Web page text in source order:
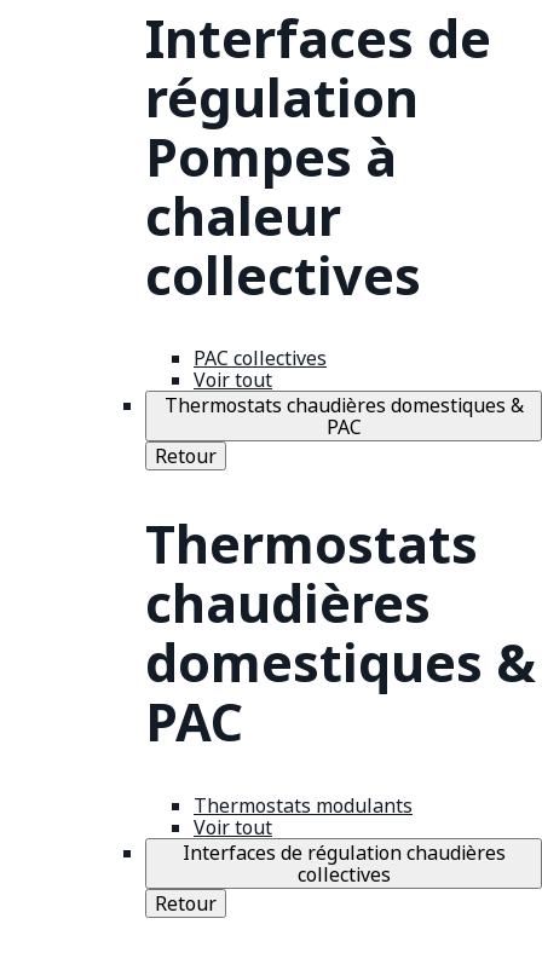
Interfaces de
régulation
Pompes à
chaleur
collectives
PAC collectives
Voir tout
Thermostats chaudières domestiques &
PAC
Retour
Thermostats
chaudières
domestiques &
PAC
Thermostats modulants
Voir tout
Interfaces de régulation chaudières
collectives
Retour